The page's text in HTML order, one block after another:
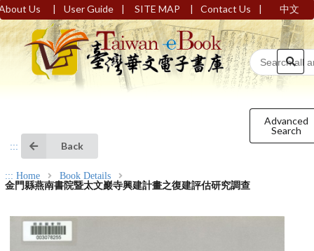
Us | User Guide | SITE MAP | Contact Us | 中文
Advanced
Search
::: Back
::: Home
Book Details
金門縣燕南書院暨太文巖寺興建計畫之復建評估研究調查